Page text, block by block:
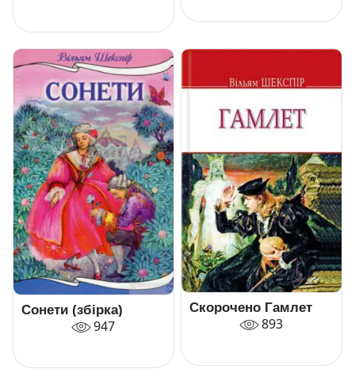
Сонети (збірка)
947
Скорочено Гамлет
893